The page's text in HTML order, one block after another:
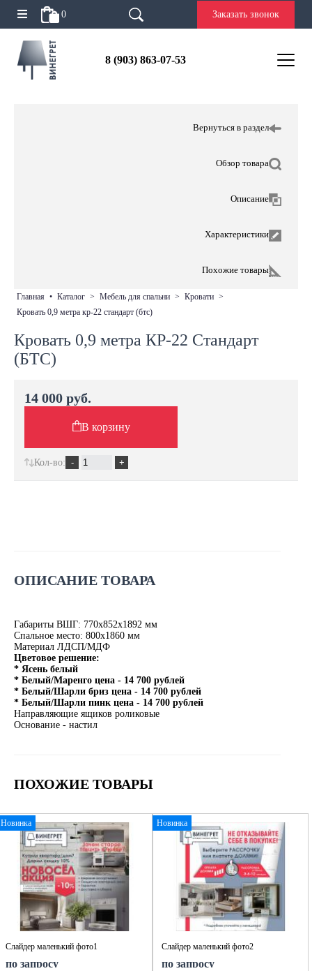
0 Заказать звонок
8 (903) 863-07-53
Вернуться в раздел
Обзор товара
Описание
Характеристики
Похожие товары
главная • каталог > мебель для спальни > кровати >
кровать 0,9 метра кр-22 стандарт (бтс)
Кровать 0,9 метра КР-22 Стандарт
(БТС)
ОПИСАНИЕ ТОВАРА
Габариты ВШГ: 770х852х1892 мм
Спальное место: 800х1860 мм
Материал ЛДСП/МДФ
Цветовое решение:
* Ясень белый
* Белый/Маренго цена - 14 700 рублей
* Белый/Шарли бриз цена - 14 700 рублей
* Белый/Шарли пинк цена - 14 700 рублей
Направляющие ящиков роликовые
Основание - настил
ПОХОЖИЕ ТОВАРЫ
Новинка
Слайдер маленький фото1
по запросу
Новинка
Слайдер маленький фото2
по запросу
14 000 руб.
В корзину
Кол-во: